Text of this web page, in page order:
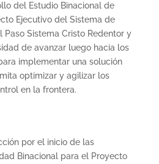
del Estudio Binacional de
Ejecutivo del Sistema de
Paso Sistema Cristo Redentor y
de avanzar luego hacia los
implementar una solución
optimizar y agilizar los
en la frontera.
por el inicio de las
Binacional para el Proyecto